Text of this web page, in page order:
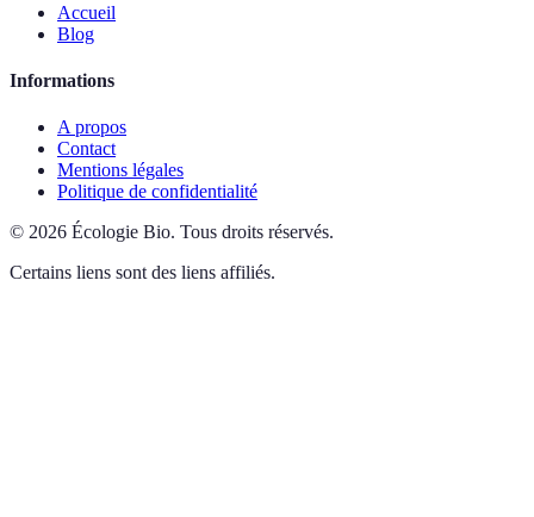
Accueil
Blog
Informations
A propos
Contact
Mentions légales
Politique de confidentialité
© 2026 Écologie Bio. Tous droits réservés.
Certains liens sont des liens affiliés.